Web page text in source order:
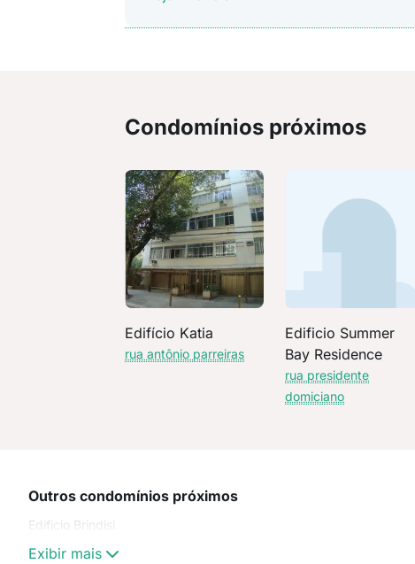
Condomínios próximos
Edifício Katia
rua antônio parreiras
Edificio Summer
Bay Residence
rua presidente
domiciano
Outros condomínios próximos
Edificio Brindisi
Exibir mais